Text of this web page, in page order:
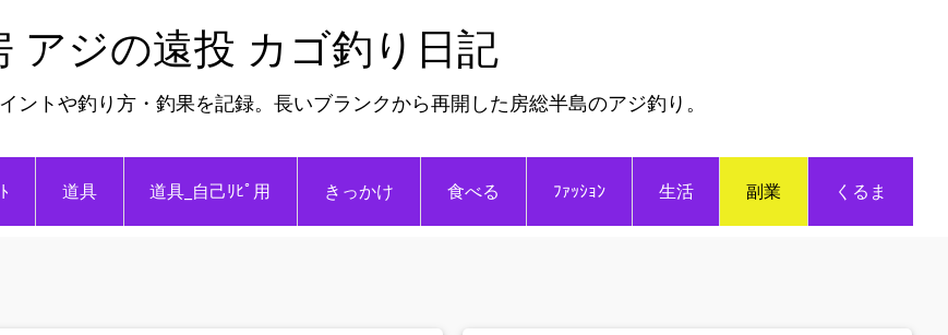
アジの遠投 カゴ釣り日記
ントや釣り方・釣果を記録。長いブランクから再開した房総半島のアジ釣り。
道具 道具_自己ﾘﾋﾟ用 きっかけ 食べる ﾌｧｯｼｮﾝ 生活 副業 くるま